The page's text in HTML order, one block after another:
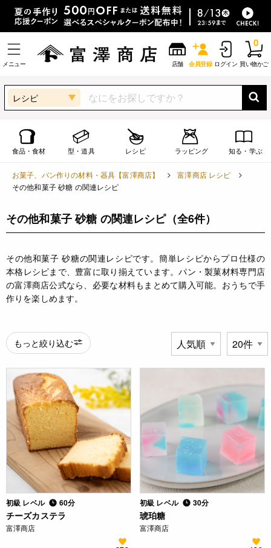
メニュー 店舗 会員登録 ログイン 買い物かご
0
レシピ
食品・食材 型・道具 レシピ ラッピング 知る・学ぶ
お菓子、パン作りの材料・器具【富澤商店】
富澤商店 レシピ
その他和菓子 砂糖 の関連レシピ
その他和菓子 砂糖 の関連レシピ（全6件）
その他和菓子 砂糖の関連レシピです。簡単レシピからプロ仕様の
本格レシピまで、豊富に取り揃えています。パン・製菓材料専門店
の富澤商店公式なら、必要な材料もまとめて購入可能。おうちで手
作りを楽しめます。
もっと絞り込む
初級 レベル 60分
チーズカステラ
富澤商店
初級 レベル 30分
琥珀糖
富澤商店